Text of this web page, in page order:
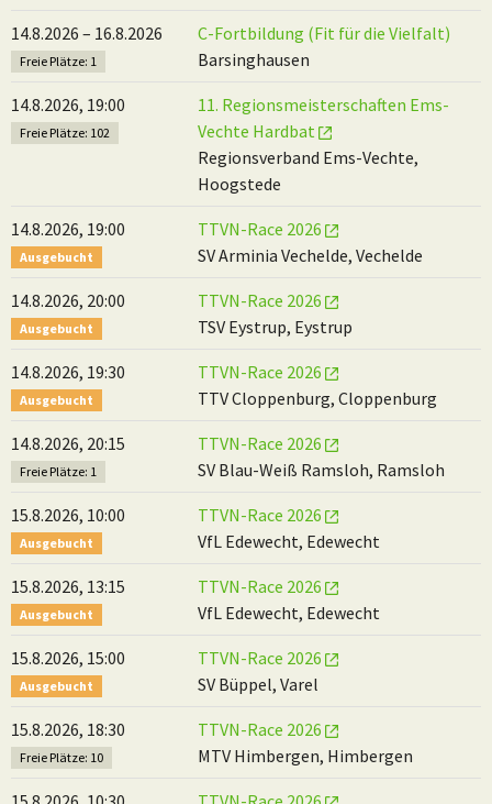
14.8.2026 – 16.8.2026
Freie Plätze: 1
C-Fortbildung (Fit für die Vielfalt)
Barsinghausen
14.8.2026, 19:00
Freie Plätze: 102
11. Regionsmeisterschaften Ems-
Vechte Hardbat
Regionsverband Ems-Vechte,
Hoogstede
14.8.2026, 19:00
Ausgebucht
TTVN-Race 2026
SV Arminia Vechelde, Vechelde
14.8.2026, 20:00
Ausgebucht
TTVN-Race 2026
TSV Eystrup, Eystrup
14.8.2026, 19:30
Ausgebucht
TTVN-Race 2026
TTV Cloppenburg, Cloppenburg
14.8.2026, 20:15
Freie Plätze: 1
TTVN-Race 2026
SV Blau-Weiß Ramsloh, Ramsloh
15.8.2026, 10:00
Ausgebucht
TTVN-Race 2026
VfL Edewecht, Edewecht
15.8.2026, 13:15
Ausgebucht
TTVN-Race 2026
VfL Edewecht, Edewecht
15.8.2026, 15:00
Ausgebucht
TTVN-Race 2026
SV Büppel, Varel
15.8.2026, 18:30
Freie Plätze: 10
TTVN-Race 2026
MTV Himbergen, Himbergen